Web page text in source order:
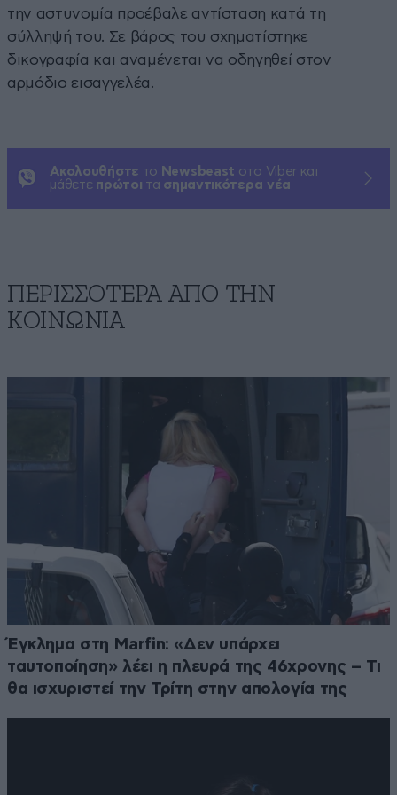
την αστυνομία προέβαλε αντίσταση κατά τη
σύλληψή του. Σε βάρος του σχηματίστηκε
δικογραφία και αναμένεται να οδηγηθεί στον
αρμόδιο εισαγγελέα.
Ακολουθήστε το Newsbeast στο Viber και
μάθετε πρώτοι τα σημαντικότερα νέα
ΠΕΡΙΣΣΟΤΕΡΑ ΑΠΟ ΤΗΝ
ΚΟΙΝΩΝΙΑ
Έγκλημα στη Marfin: «Δεν υπάρχει
ταυτοποίηση» λέει η πλευρά της 46χρονης – Τι
θα ισχυριστεί την Τρίτη στην απολογία της